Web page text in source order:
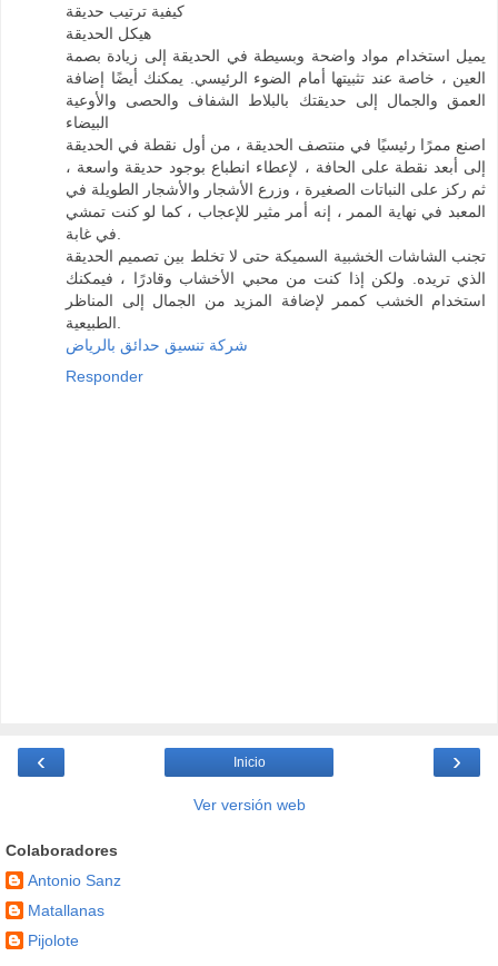
كيفية ترتيب حديقة
هيكل الحديقة
يميل استخدام مواد واضحة وبسيطة في الحديقة إلى زيادة بصمة
العين ، خاصة عند تثبيتها أمام الضوء الرئيسي. يمكنك أيضًا إضافة
العمق والجمال إلى حديقتك بالبلاط الشفاف والحصى والأوعية
البيضاء
اصنع ممرًا رئيسيًا في منتصف الحديقة ، من أول نقطة في الحديقة
إلى أبعد نقطة على الحافة ، لإعطاء انطباع بوجود حديقة واسعة ،
ثم ركز على النباتات الصغيرة ، وزرع الأشجار والأشجار الطويلة في
المعبد في نهاية الممر ، إنه أمر مثير للإعجاب ، كما لو كنت تمشي
تجنب الشاشات الخشبية السميكة حتى لا تخلط بين تصميم الحديقة
الذي تريده. ولكن إذا كنت من محبي الأخشاب وقادرًا ، فيمكنك
استخدام الخشب كممر لإضافة المزيد من الجمال إلى المناظر
شركة تنسيق حدائق بالرياض
Responder
‹ ›
Inicio
Ver versión web
Colaboradores
Antonio Sanz
Matallanas
Pijolote